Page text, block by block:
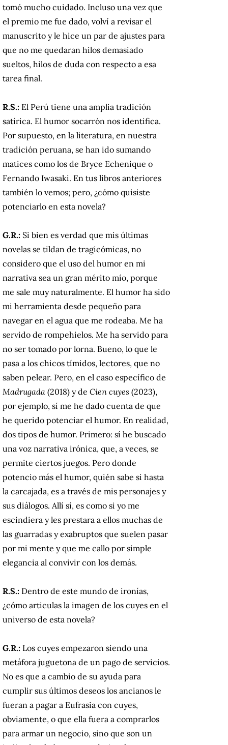
tomó mucho cuidado. Incluso una vez que
el premio me fue dado, volví a revisar el
manuscrito y le hice un par de ajustes para
que no me quedaran hilos demasiado
sueltos, hilos de duda con respecto a esa
tarea final.
R.S.: El Perú tiene una amplia tradición
satírica. El humor socarrón nos identifica.
Por supuesto, en la literatura, en nuestra
tradición peruana, se han ido sumando
matices como los de Bryce Echenique o
Fernando Iwasaki. En tus libros anteriores
también lo vemos; pero, ¿cómo quisiste
potenciarlo en esta novela?
G.R.: Si bien es verdad que mis últimas
novelas se tildan de tragicómicas, no
considero que el uso del humor en mi
narrativa sea un gran mérito mío, porque
me sale muy naturalmente. El humor ha sido
mi herramienta desde pequeño para
navegar en el agua que me rodeaba. Me ha
servido de rompehielos. Me ha servido para
no ser tomado por lorna. Bueno, lo que le
pasa a los chicos tímidos, lectores, que no
saben pelear. Pero, en el caso específico de
Madrugada (2018) y de Cien cuyes (2023),
por ejemplo, sí me he dado cuenta de que
he querido potenciar el humor. En realidad,
dos tipos de humor. Primero: sí he buscado
una voz narrativa irónica, que, a veces, se
permite ciertos juegos. Pero donde
potencio más el humor, quién sabe si hasta
la carcajada, es a través de mis personajes y
sus diálogos. Allí sí, es como si yo me
escindiera y les prestara a ellos muchas de
las guarradas y exabruptos que suelen pasar
por mi mente y que me callo por simple
elegancia al convivir con los demás.
R.S.: Dentro de este mundo de ironías,
¿cómo articulas la imagen de los cuyes en el
universo de esta novela?
G.R.: Los cuyes empezaron siendo una
metáfora juguetona de un pago de servicios.
No es que a cambio de su ayuda para
cumplir sus últimos deseos los ancianos le
fueran a pagar a Eufrasia con cuyes,
obviamente, o que ella fuera a comprarlos
para armar un negocio, sino que son un